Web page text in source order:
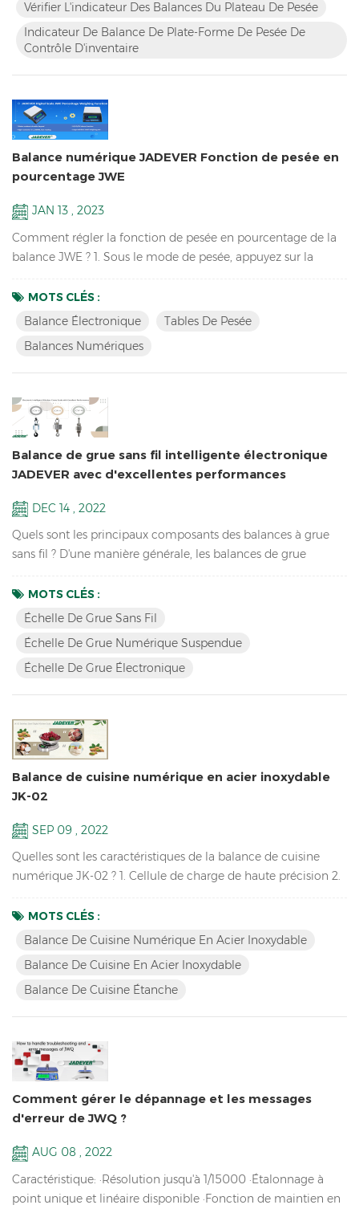
vers la gauche ou vers la droite pour régler la...
Vérifier L'indicateur Des Balances Du Plateau De Pesée
Indicateur De Balance De Plate-Forme De Pesée De
Contrôle D'inventaire
Balance numérique JADEVER Fonction de pesée en
pourcentage JWE
JAN 13 , 2023
Comment régler la fonction de pesée en pourcentage de la
balance JWE ? 1. Sous le mode de pesée, appuyez sur la
touche MC/SET pour choisir le pourcentage (les options sont
25 %, 50 % et 100 %), puis placez le simple sur le plateau de
tard, l'action d'échantillonna...
MOTS CLÉS :
Balance Électronique
Tables De Pesée
Balances Numériques
Balance de grue sans fil intelligente électronique
JADEVER avec d'excellentes performances
DEC 14 , 2022
Quels sont les principaux composants des balances à grue
sans fil ? D'une manière générale, les balances de grue
fil, d'un corps de balance, d'un chariot, d'un émetteur sans fil
(dans le corps de la balance), d'un récepteur sans fil (dans
Quel est le principe de fonctionne...
MOTS CLÉS :
Échelle De Grue Sans Fil
Échelle De Grue Numérique Suspendue
Échelle De Grue Électronique
Balance de cuisine numérique en acier inoxydable
JK-02
SEP 09 , 2022
Quelles sont les caractéristiques de la balance de cuisine
numérique JK-02 ? 1. Cellule de charge de haute précision 2.
piles AA 4. Pesée rapide et stable 5. Sélections de plusieurs
unités de pesée 6. Idéal pour les applications telles que la
polyvalente Quelles sont les fonctio...
MOTS CLÉS :
Balance De Cuisine Numérique En Acier Inoxydable
Balance De Cuisine En Acier Inoxydable
Balance De Cuisine Étanche
Comment gérer le dépannage et les messages
d'erreur de JWQ ?
AUG 08 , 2022
Caractéristique: ·Résolution jusqu'à 1/15000 ·Étalonnage à
point unique et linéaire disponible ·Fonction de maintien en